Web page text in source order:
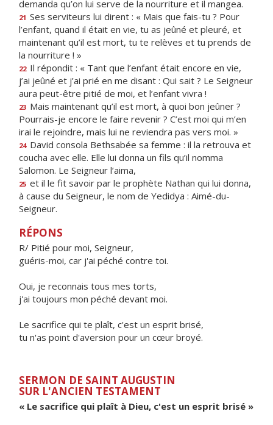
demanda qu’on lui serve de la nourriture et il mangea.
21 Ses serviteurs lui dirent : « Mais que fais-tu ? Pour
l’enfant, quand il était en vie, tu as jeûné et pleuré, et
maintenant qu’il est mort, tu te relèves et tu prends de
la nourriture ! »
22 Il répondit : « Tant que l’enfant était encore en vie,
j’ai jeûné et j’ai prié en me disant : Qui sait ? Le Seigneur
aura peut-être pitié de moi, et l’enfant vivra !
23 Mais maintenant qu’il est mort, à quoi bon jeûner ?
Pourrais-je encore le faire revenir ? C’est moi qui m’en
irai le rejoindre, mais lui ne reviendra pas vers moi. »
24 David consola Bethsabée sa femme : il la retrouva et
coucha avec elle. Elle lui donna un fils qu’il nomma
Salomon. Le Seigneur l’aima,
25 et il le fit savoir par le prophète Nathan qui lui donna,
à cause du Seigneur, le nom de Yedidya : Aimé-du-
Seigneur.
RÉPONS
R/ Pitié pour moi, Seigneur,
guéris-moi, car j'ai péché contre toi.
Oui, je reconnais tous mes torts,
j'ai toujours mon péché devant moi.
Le sacrifice qui te plaît, c'est un esprit brisé,
tu n'as point d'aversion pour un cœur broyé.
SERMON DE SAINT AUGUSTIN
SUR L'ANCIEN TESTAMENT
« Le sacrifice qui plaît à Dieu, c'est un esprit brisé »